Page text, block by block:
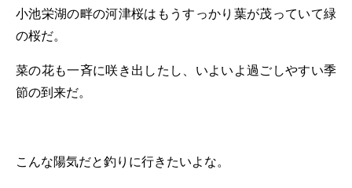
小池栄湖の畔の河津桜はもうすっかり葉が茂っていて緑
の桜だ。
菜の花も一斉に咲き出したし、いよいよ過ごしやすい季
節の到来だ。
こんな陽気だと釣りに行きたいよな。